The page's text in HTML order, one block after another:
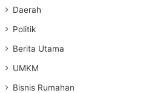
Daerah
Politik
Berita Utama
UMKM
Bisnis Rumahan